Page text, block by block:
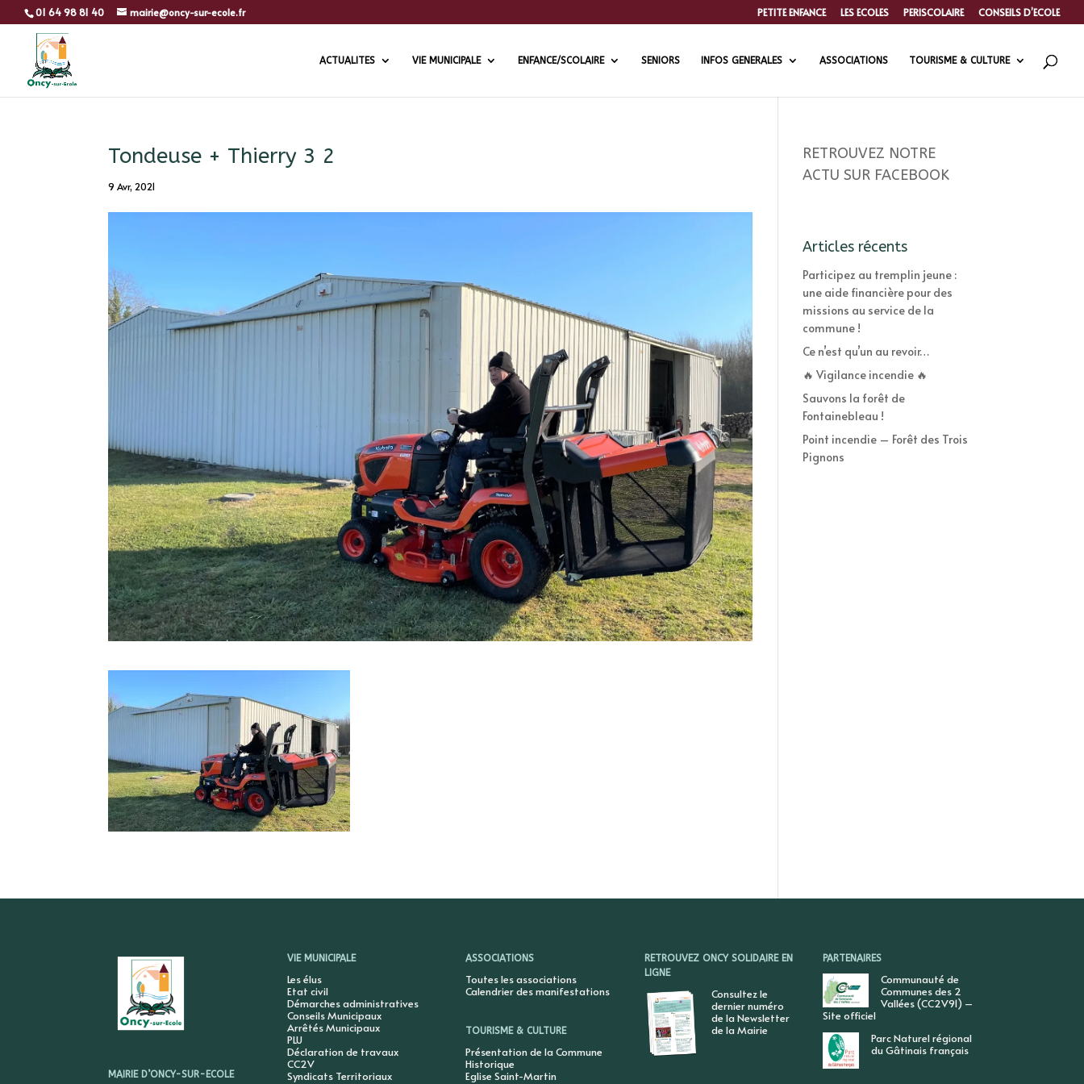
01 64 98 81 40 mairie@oncy-sur-ecole.fr PETITE ENFANCE LES ECOLES PERISCOLAIRE CONSEILS D’ECOLE
ACTUALITES VIE MUNICIPALE ENFANCE/SCOLAIRE SENIORS INFOS GENERALES ASSOCIATIONS TOURISME & CULTURE
Tondeuse + Thierry 3 2
9 Avr, 2021
RETROUVEZ NOTRE
ACTU SUR FACEBOOK
Articles récents
Participez au tremplin jeune :
une aide financière pour des
missions au service de la
commune !
Ce n’est qu’un au revoir…
🔥 Vigilance incendie 🔥
Sauvons la forêt de
Fontainebleau !
Point incendie – Forêt des Trois
Pignons
MAIRIE D’ONCY-SUR-ECOLE
VIE MUNICIPALE
Les élus
Etat civil
Démarches administratives
Conseils Municipaux
Arrêtés Municipaux
PLU
Déclaration de travaux
CC2V
Syndicats Territoriaux
ASSOCIATIONS
Toutes les associations
Calendrier des manifestations
TOURISME & CULTURE
Présentation de la Commune
Historique
Eglise Saint-Martin
RETROUVEZ ONCY SOLIDAIRE EN
LIGNE
Consultez le
dernier numéro
de la Newsletter
de la Mairie
PARTENAIRES
Communauté de
Communes des 2
Vallées (CC2V91) –
Site officiel
Parc Naturel régional
du Gâtinais français